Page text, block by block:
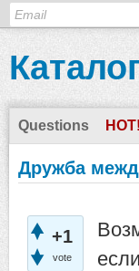
Questions HOT!
Дружба
+1
vote